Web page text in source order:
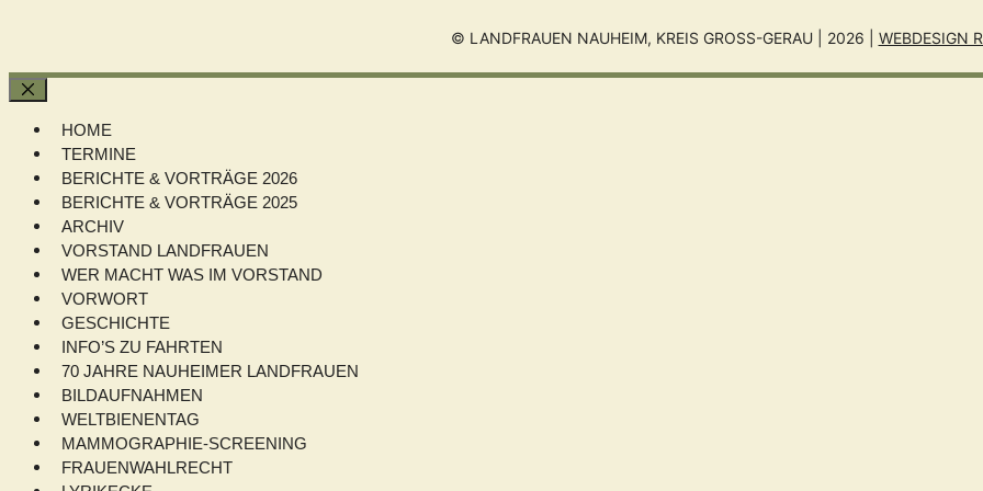
© LANDFRAUEN NAUHEIM, KREIS GROSS-GERAU | 2026 | WEBDESIGN
Schließen
HOME
TERMINE
BERICHTE & VORTRÄGE 2026
BERICHTE & VORTRÄGE 2025
ARCHIV
VORSTAND LANDFRAUEN
WER MACHT WAS IM VORSTAND
VORWORT
GESCHICHTE
INFO’S ZU FAHRTEN
70 JAHRE NAUHEIMER LANDFRAUEN
BILDAUFNAHMEN
WELTBIENENTAG
MAMMOGRAPHIE-SCREENING
FRAUENWAHLRECHT